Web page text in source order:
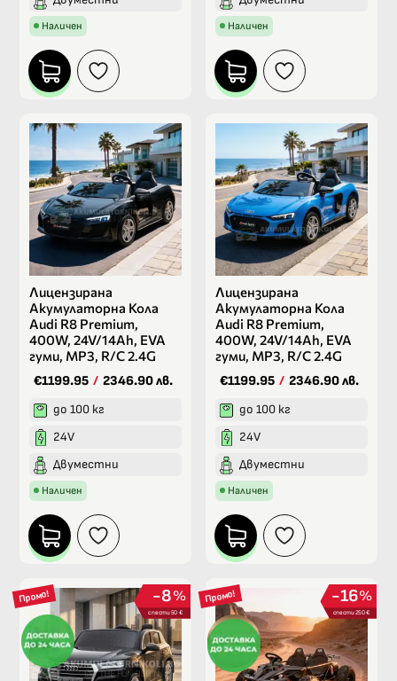
Наличен Наличен
Лицензирана
Акумулаторна Кола
Audi R8 Premium,
400W, 24V/14Ah, EVA
гуми, MP3, R/C 2.4G
€1199.95 / 2346.90 лв.
до 100 кг
24V
Двуместни
Наличен
Лицензирана
Акумулаторна Кола
Audi R8 Premium,
400W, 24V/14Ah, EVA
гуми, MP3, R/C 2.4G
€1199.95 / 2346.90 лв.
до 100 кг
24V
Двуместни
Наличен
Промо! %
8
спести 50 €
Промо! %
16
спести 250 €